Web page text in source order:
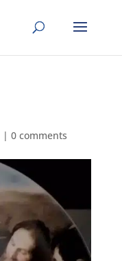
| 0 comments